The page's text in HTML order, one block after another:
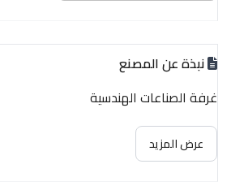
نبذة عن المصنع
غرفة الصناعات الهندسية
عرض المزيد